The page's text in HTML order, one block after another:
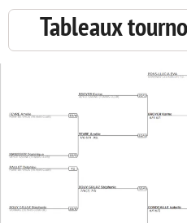
Tableaux